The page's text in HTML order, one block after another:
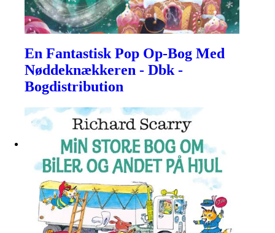
En Fantastisk Pop Op-Bog Med
Nøddeknækkeren - Dbk -
Bogdistribution